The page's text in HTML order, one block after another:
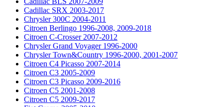
Cadillac SRX 2003-2017
Chrysler 300C 2004-2011
Citroen Berlingo 1996-2008, 2009-2018
Citroen C-Crosser 2007-2012
Chrysler Grand Voyager 1996-2000
Chrysler Town&Country 1996-2000, 2001-2007
Citroen C4 Picasso 2007-2014
Citroen C3 2005-2009
Citroen C3 Picasso 2009-2016
Citroen C5 2001-2008
Citroen C5 2009-2017